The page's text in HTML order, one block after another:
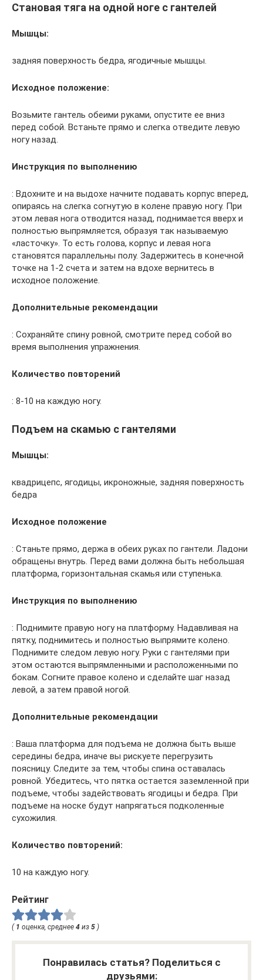
Становая тяга на одной ноге с гантелей
Мышцы:
задняя поверхность бедра, ягодичные мышцы.
Исходное положение:
Возьмите гантель обеими руками, опустите ее вниз
перед собой. Встаньте прямо и слегка отведите левую
ногу назад.
Инструкция по выполнению
: Вдохните и на выдохе начните подавать корпус вперед,
опираясь на слегка согнутую в колене правую ногу. При
этом левая нога отводится назад, поднимается вверх и
полностью выпрямляется, образуя так называемую
«ласточку». То есть голова, корпус и левая нога
становятся параллельны полу. Задержитесь в конечной
точке на 1-2 счета и затем на вдохе вернитесь в
исходное положение.
Дополнительные рекомендации
: Сохраняйте спину ровной, смотрите перед собой во
время выполнения упражнения.
Количество повторений
: 8-10 на каждую ногу.
Подъем на скамью с гантелями
Мышцы:
квадрицепс, ягодицы, икроножные, задняя поверхность
бедра
Исходное положение
: Станьте прямо, держа в обеих руках по гантели. Ладони
обращены внутрь. Перед вами должна быть небольшая
платформа, горизонтальная скамья или ступенька.
Инструкция по выполнению
: Поднимите правую ногу на платформу. Надавливая на
пятку, поднимитесь и полностью выпрямите колено.
Поднимите следом левую ногу. Руки с гантелями при
этом остаются выпрямленными и расположенными по
бокам. Согните правое колено и сделайте шаг назад
левой, а затем правой ногой.
Дополнительные рекомендации
: Ваша платформа для подъема не должна быть выше
середины бедра, иначе вы рискуете перегрузить
поясницу. Следите за тем, чтобы спина оставалась
ровной. Убедитесь, что пятка остается заземленной при
подъеме, чтобы задействовать ягодицы и бедра. При
подъеме на носке будут напрягаться подколенные
сухожилия.
Количество повторений:
10 на каждую ногу.
Рейтинг
( 1 оценка, среднее 4 из 5 )
Понравилась статья? Поделиться с
друзьями: